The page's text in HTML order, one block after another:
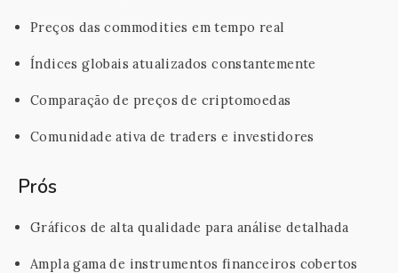
Preços das commodities em tempo real
Índices globais atualizados constantemente
Comparação de preços de criptomoedas
Comunidade ativa de traders e investidores
Prós
Gráficos de alta qualidade para análise detalhada
Ampla gama de instrumentos financeiros cobertos